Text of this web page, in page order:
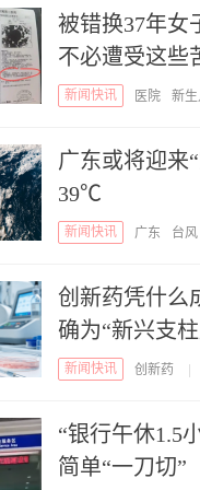
被错换37年女
不必遭受这些
新闻快讯 医院 新
广东或将迎来
39℃
新闻快讯 广东 台风
创新药凭什么
确为“新兴支
新闻快讯 创新药 |
“银行午休1.5
简单“一刀切”